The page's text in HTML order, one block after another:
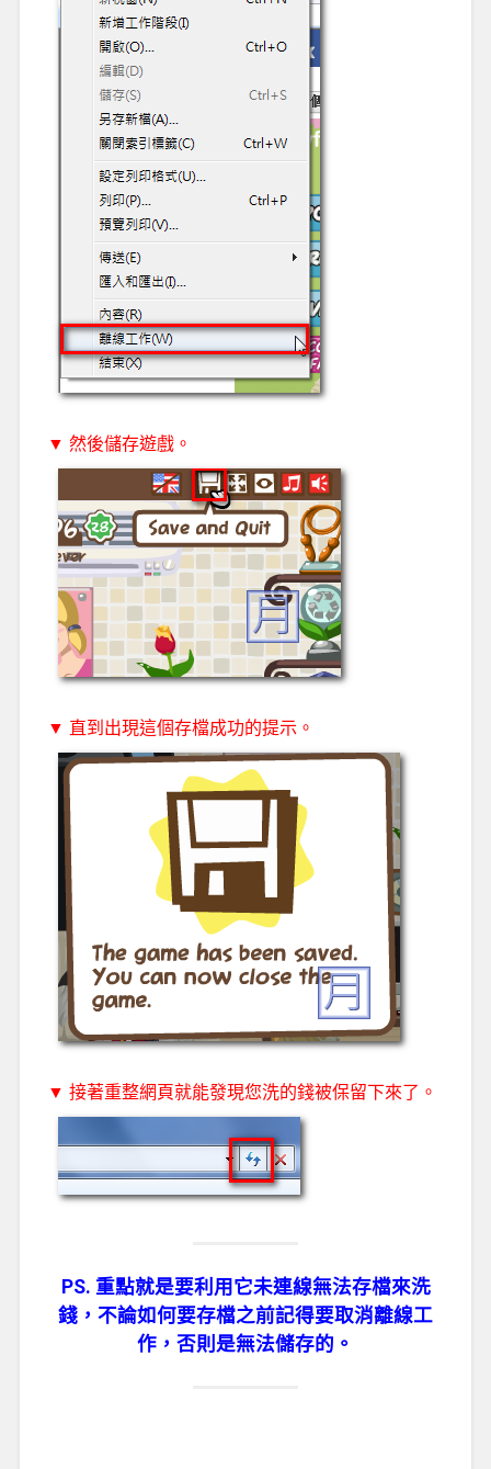
▼ 然後儲存遊戲。
▼ 直到出現這個存檔成功的提示。
▼ 接著重整網頁就能發現您洗的錢被保留下來了。
PS. 重點就是要利用它未連線無法存檔來洗
錢，不論如何要存檔之前記得要取消離線工
作，否則是無法儲存的。